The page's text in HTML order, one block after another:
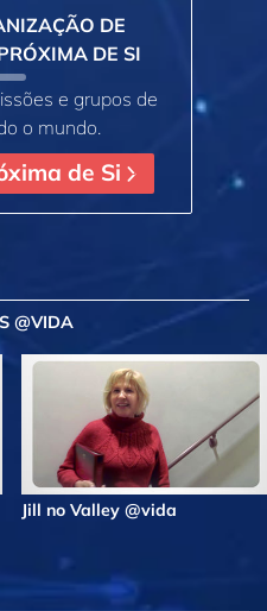
DE
DE SI
e grupos de
o mundo.
de Si
@VIDA
Jill no Valley @vida